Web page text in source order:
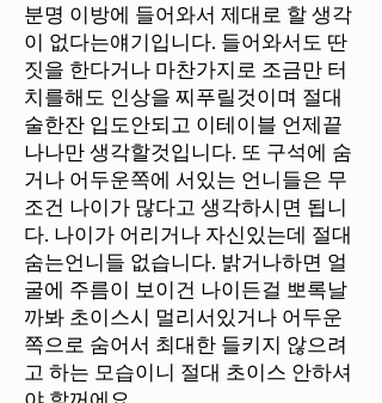
분명 이방에 들어와서 제대로 할 생각
이 없다는얘기입니다. 들어와서도 딴
짓을 한다거나 마찬가지로 조금만 터
치를해도 인상을 찌푸릴것이며 절대
술한잔 입도안되고 이테이블 언제끝
나나만 생각할것입니다. 또 구석에 숨
거나 어두운쪽에 서있는 언니들은 무
조건 나이가 많다고 생각하시면 됩니
다. 나이가 어리거나 자신있는데 절대
숨는언니들 없습니다. 밝거나하면 얼
굴에 주름이 보이건 나이든걸 뽀록날
까봐 초이스시 멀리서있거나 어두운
쪽으로 숨어서 최대한 들키지 않으려
고 하는 모습이니 절대 초이스 안하셔